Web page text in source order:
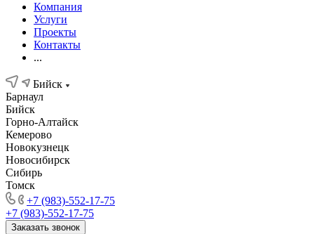
Компания
Услуги
Проекты
Контакты
...
Бийск
Барнаул
Бийск
Горно-Алтайск
Кемерово
Новокузнецк
Новосибирск
Сибирь
Томск
+7 (983)-552-17-75
+7 (983)-552-17-75
Заказать звонок